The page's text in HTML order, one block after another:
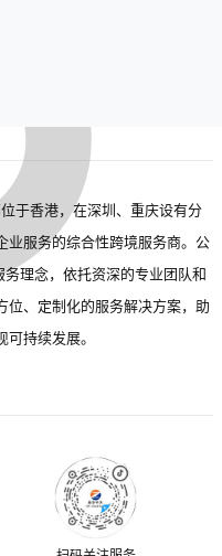
于香港，在深圳、重庆设有分
业服务的综合性跨境服务商。公
务理念，依托资深的专业团队和
位、定制化的服务解决方案，助
持续发展。